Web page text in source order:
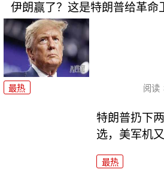
伊朗赢了？这是特朗普给革命
最热 阅读
特朗普扔下
选，美军机
最热